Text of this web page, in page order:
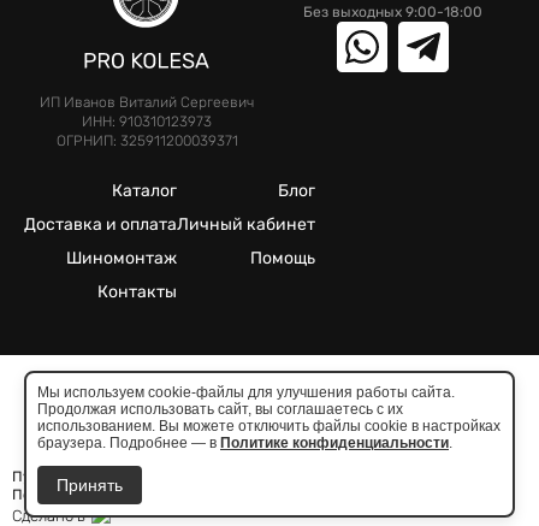
ИП Иванов Виталий Сергеевич
ИНН: 910310123973
ОГРНИП: 325911200039371
Без выходных 9:00-18:00
Каталог
Доставка и оплата
Шиномонтаж
Контакты
Блог
Личный кабинет
Помощь
©2025. Все права защищены.
Meta признана экстремистcкой организацией в России
Публичная оферта
Политика конфиденциальности
Сделано в
Мы используем cookie-файлы для улучшения работы сайта.
Продолжая использовать сайт, вы соглашаетесь с их
использованием. Вы можете отключить файлы cookie в настройках
браузера. Подробнее — в Политике конфиденциальности.
Принять